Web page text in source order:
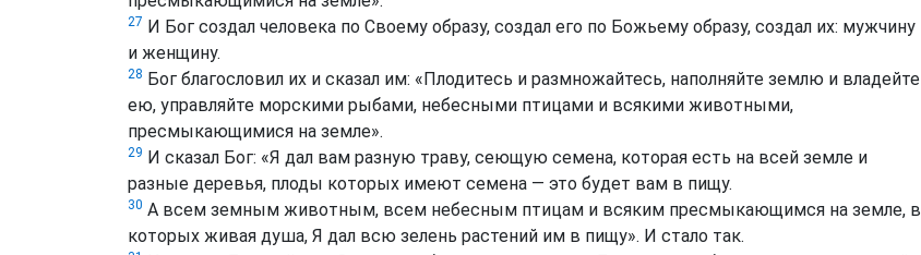
27 И Бог создал человека по Своему образу, создал его по Божьему образу, создал их: мужчину
и женщину.
28 Бог благословил их и сказал им: «Плодитесь и размножайтесь, наполняйте землю и владейте
ею, управляйте морскими рыбами, небесными птицами и всякими животными,
пресмыкающимися на земле».
29 И сказал Бог: «Я дал вам разную траву, сеющую семена, которая есть на всей земле и
разные деревья, плоды которых имеют семена — это будет вам в пищу.
30 А всем земным животным, всем небесным птицам и всяким пресмыкающимся на земле, в
которых живая душа, Я дал всю зелень растений им в пищу». И стало так.